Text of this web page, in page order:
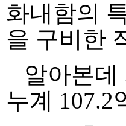
화내함의
을 구비한
알아본데
누계 107.2